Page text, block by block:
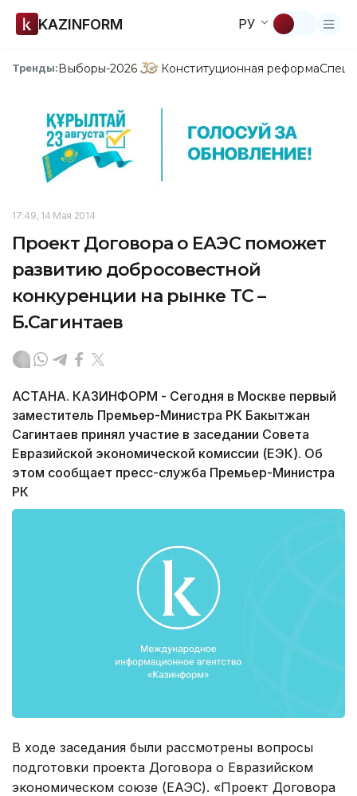
KAZINFORM РУ
Тренды:Выборы-2026 Конституционная реформа
17:49, 14 Мая 2014
Проект Договора о ЕАЭС поможет
развитию добросовестной
конкуренции на рынке ТС –
Б.Сагинтаев
АСТАНА. КАЗИНФОРМ - Сегодня в Москве первый
заместитель Премьер-Министра РК Бакытжан
Сагинтаев принял участие в заседании Совета
Евразийской экономической комиссии (ЕЭК). Об
этом сообщает пресс-служба Премьер-Министра
РК
В ходе заседания были рассмотрены вопросы
подготовки проекта Договора о Евразийском
экономическом союзе (ЕАЭС). «Проект Договора